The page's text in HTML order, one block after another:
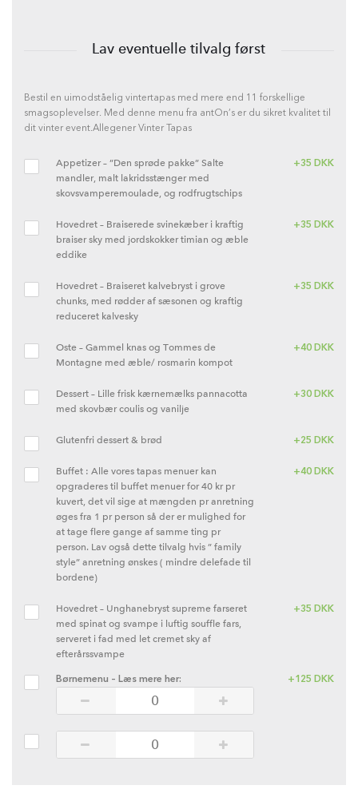
Lav eventuelle tilvalg først
Bestil en uimodståelig vintertapas med mere end 11 forskellige
smagsoplevelser. Med denne menu fra antOn’s er du sikret kvalitet til
dit vinter event. Allegener Vinter Tapas
Appetizer – ”Den sprøde pakke” Salte
mandler, malt lakridsstænger med
skovsvamperemoulade, og rodfrugtschips
+35 DKK
Hovedret – Braiserede svinekæber i kraftig
braiser sky med jordskokker timian og æble
eddike
+35 DKK
Hovedret – Braiseret kalvebryst i grove
chunks, med rødder af sæsonen og kraftig
reduceret kalvesky
+35 DKK
Oste – Gammel knas og Tommes de
Montagne med æble/ rosmarin kompot
+40 DKK
Dessert – Lille frisk kærnemælks pannacotta
med skovbær coulis og vanilje
+30 DKK
Glutenfri dessert & brød +25 DKK
Buffet : Alle vores tapas menuer kan
opgraderes til buffet menuer for 40 kr pr
kuvert, det vil sige at mængden pr anretning
øges fra 1 pr person så der er mulighed for
at tage flere gange af samme ting pr
person. Lav også dette tilvalg hvis ” family
style” anretning ønskes ( mindre delefade til
bordene)
+40 DKK
Hovedret – Unghanebryst supreme farseret
med spinat og svampe i luftig souffle fars,
serveret i fad med let cremet sky af
efterårssvampe
+35 DKK
Børnemenu – Læs mere her: +125 DKK